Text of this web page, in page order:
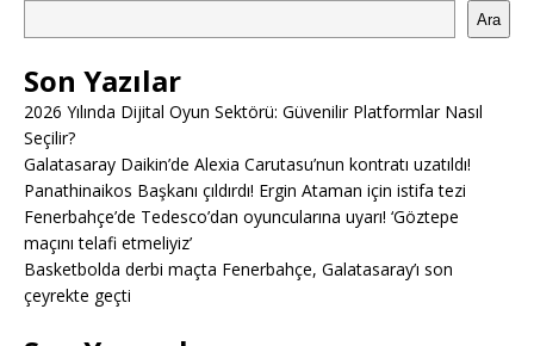
Ara
Son Yazılar
2026 Yılında Dijital Oyun Sektörü: Güvenilir Platformlar Nasıl
Seçilir?
Galatasaray Daikin’de Alexia Carutasu’nun kontratı uzatıldı!
Panathinaikos Başkanı çıldırdı! Ergin Ataman için istifa tezi
Fenerbahçe’de Tedesco’dan oyuncularına uyarı! ‘Göztepe
maçını telafi etmeliyiz’
Basketbolda derbi maçta Fenerbahçe, Galatasaray’ı son
çeyrekte geçti